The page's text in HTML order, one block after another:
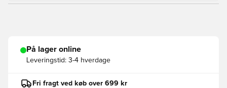
På lager online
Leveringstid: 3-4 hverdage
Fri fragt ved køb over 699 kr